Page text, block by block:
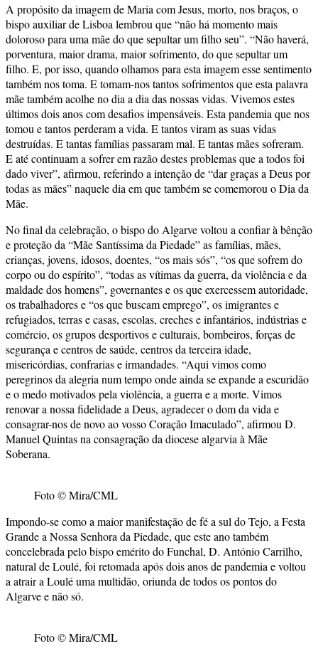
A propósito da imagem de Maria com Jesus, morto, nos braços, o
bispo auxiliar de Lisboa lembrou que “não há momento mais
doloroso para uma mãe do que sepultar um filho seu”. “Não haverá,
porventura, maior drama, maior sofrimento, do que sepultar um
filho. E, por isso, quando olhamos para esta imagem esse sentimento
também nos toma. E tomam-nos tantos sofrimentos que esta palavra
mãe também acolhe no dia a dia das nossas vidas. Vivemos estes
últimos dois anos com desafios impensáveis. Esta pandemia que nos
tomou e tantos perderam a vida. E tantos viram as suas vidas
destruídas. E tantas famílias passaram mal. E tantas mães sofreram.
E até continuam a sofrer em razão destes problemas que a todos foi
dado viver”, afirmou, referindo a intenção de “dar graças a Deus por
todas as mães” naquele dia em que também se comemorou o Dia da
Mãe.
No final da celebração, o bispo do Algarve voltou a confiar à bênção
e proteção da “Mãe Santíssima da Piedade” as famílias, mães,
crianças, jovens, idosos, doentes, “os mais sós”, “os que sofrem do
corpo ou do espírito”, “todas as vítimas da guerra, da violência e da
maldade dos homens”, governantes e os que exercessem autoridade,
os trabalhadores e “os que buscam emprego”, os imigrantes e
refugiados, terras e casas, escolas, creches e infantários, indústrias e
comércio, os grupos desportivos e culturais, bombeiros, forças de
segurança e centros de saúde, centros da terceira idade,
misericórdias, confrarias e irmandades. “Aqui vimos como
peregrinos da alegria num tempo onde ainda se expande a escuridão
e o medo motivados pela violência, a guerra e a morte. Vimos
renovar a nossa fidelidade a Deus, agradecer o dom da vida e
consagrar-nos de novo ao vosso Coração Imaculado”, afirmou D.
Manuel Quintas na consagração da diocese algarvia à Mãe
Soberana.
Foto © Mira/CML
Impondo-se como a maior manifestação de fé a sul do Tejo, a Festa
Grande a Nossa Senhora da Piedade, que este ano também
concelebrada pelo bispo emérito do Funchal, D. António Carrilho,
natural de Loulé, foi retomada após dois anos de pandemia e voltou
a atrair a Loulé uma multidão, oriunda de todos os pontos do
Algarve e não só.
Foto © Mira/CML